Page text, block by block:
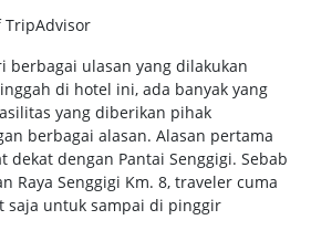
TripAdvisor
berbagai ulasan yang dilakukan
di hotel ini, ada banyak yang
yang diberikan pihak
berbagai alasan. Alasan pertama
dekat dengan Pantai Senggigi. Sebab
Raya Senggigi Km. 8, traveler cuma
saja untuk sampai di pinggir